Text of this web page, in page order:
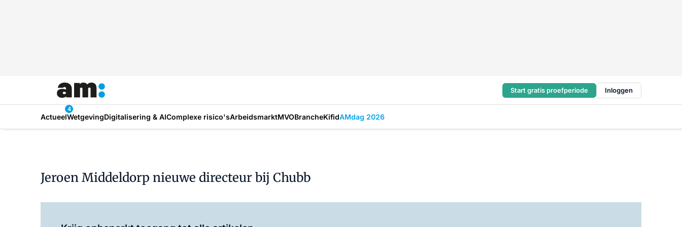
Start gratis proefperiode Inloggen
Actueel
4
WetgevingDigitalisering & AIComplexe risico'sArbeidsmarktMVOBrancheKifidAMdag 2026
Jeroen Middeldorp nieuwe directeur bij Chubb